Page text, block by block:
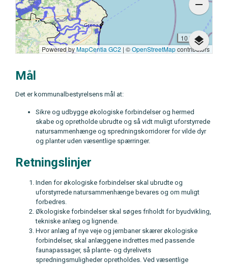
Mål
Det er kommunalbestyrelsens mål at:
Sikre og udbygge økologiske forbindelser og hermed
skabe og opretholde ubrudte og så vidt muligt uforstyrrede
natursammenhænge og spredningskorridorer for vilde dyr
og planter uden væsentlige spærringer.
Retningslinjer
Inden for økologiske forbindelser skal ubrudte og
uforstyrrede natursammenhænge bevares og om muligt
forbedres.
Økologiske forbindelser skal søges friholdt for byudvikling,
tekniske anlæg og lignende.
Hvor anlæg af nye veje og jernbaner skærer økologiske
forbindelser, skal anlæggene indrettes med passende
faunapassager, så plante- og dyrelivets
spredningsmuligheder opretholdes. Ved væsentlige